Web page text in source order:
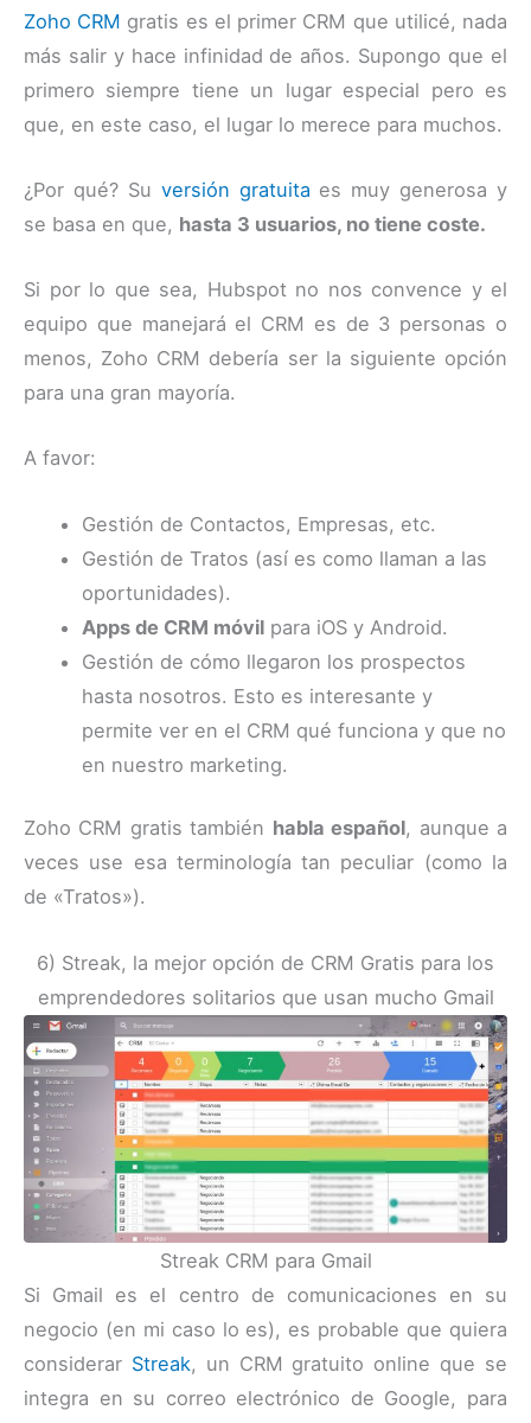
Zoho CRM gratis es el primer CRM que utilicé, nada
más salir y hace infinidad de años. Supongo que el
primero siempre tiene un lugar especial pero es
que, en este caso, el lugar lo merece para muchos.
¿Por qué? Su versión gratuita es muy generosa y
se basa en que, hasta 3 usuarios, no tiene coste.
Si por lo que sea, Hubspot no nos convence y el
equipo que manejará el CRM es de 3 personas o
menos, Zoho CRM debería ser la siguiente opción
para una gran mayoría.
A favor:
Gestión de Contactos, Empresas, etc.
Gestión de Tratos (así es como llaman a las
oportunidades).
Apps de CRM móvil para iOS y Android.
Gestión de cómo llegaron los prospectos
hasta nosotros. Esto es interesante y
permite ver en el CRM qué funciona y que no
en nuestro marketing.
Zoho CRM gratis también habla español, aunque a
veces use esa terminología tan peculiar (como la
de «Tratos»).
6) Streak, la mejor opción de CRM Gratis para los
emprendedores solitarios que usan mucho Gmail
Streak CRM para Gmail
Si Gmail es el centro de comunicaciones en su
negocio (en mi caso lo es), es probable que quiera
considerar Streak, un CRM gratuito online que se
integra en su correo electrónico de Google, para